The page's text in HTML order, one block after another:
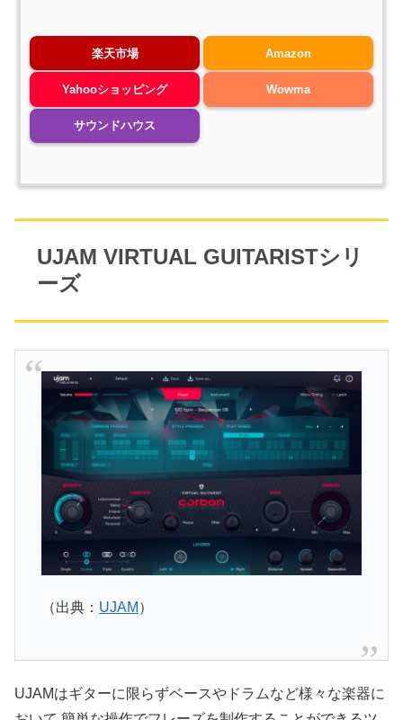
楽天市場 Amazon
Yahooショッピング Wowma
サウンドハウス
UJAM VIRTUAL GUITARISTシリ
ーズ
（出典： UJAM ）
UJAMはギターに限らずベースやドラムなど様々な楽器に